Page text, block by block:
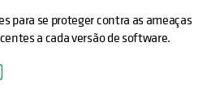
para se proteger contra as ameaças
a cada versão de software.